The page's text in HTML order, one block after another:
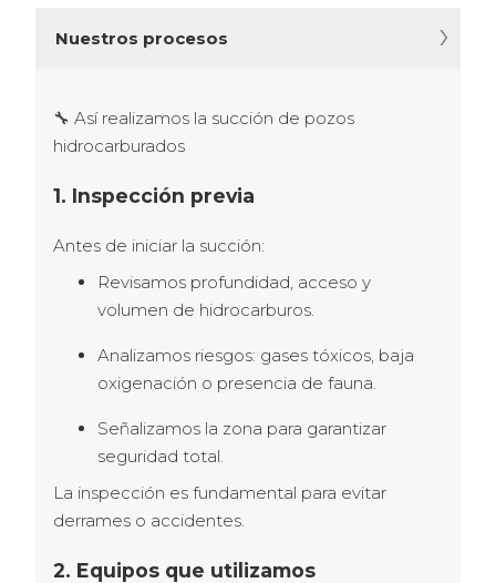
Nuestros procesos
🔧 Así realizamos la succión de pozos
hidrocarburados
1. Inspección previa
Antes de iniciar la succión:
Revisamos profundidad, acceso y
volumen de hidrocarburos.
Analizamos riesgos: gases tóxicos, baja
oxigenación o presencia de fauna.
Señalizamos la zona para garantizar
seguridad total.
La inspección es fundamental para evitar
derrames o accidentes.
2. Equipos que utilizamos